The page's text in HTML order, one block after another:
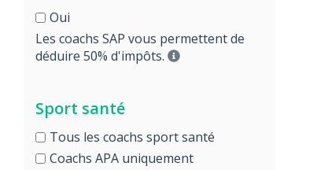
Oui
Les coachs SAP vous permettent de
déduire 50% d'impôts.
Sport santé
Tous les coachs sport santé
Coachs APA uniquement